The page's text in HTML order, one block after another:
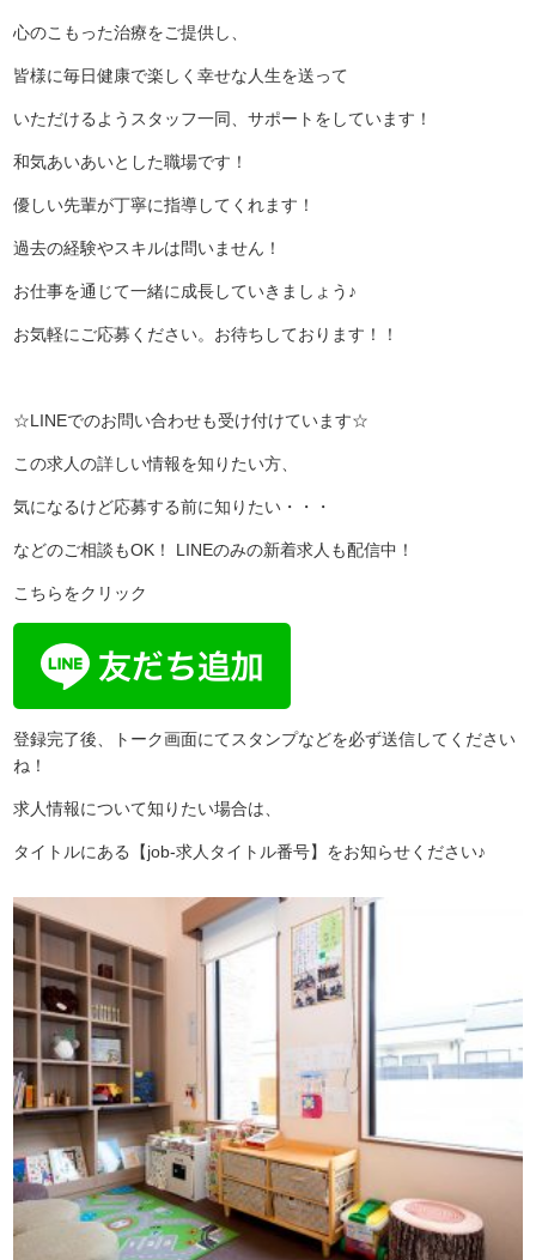
心のこもった治療をご提供し、
皆様に毎日健康で楽しく幸せな人生を送って
いただけるよう スタッフ一同、サポートをしています！
和気あいあいとした職場です！
優しい先輩が丁寧に指導してくれます！
過去の経験やスキルは問いません！
お仕事を通じて一緒に成長していきましょう♪
お気軽にご応募ください。お待ちしております！！
☆LINEでのお問い合わせも受け付けています☆
この求人の詳しい情報を知りたい方、
気になるけど応募する前に知りたい・・・
などのご相談もOK！ LINEのみの新着求人も配信中！
こちらをクリック
登録完了後、トーク画面にてスタンプなどを必ず送信してください
ね！
求人情報について知りたい場合は、
タイトルにある【job-求人タイトル番号】をお知らせください♪